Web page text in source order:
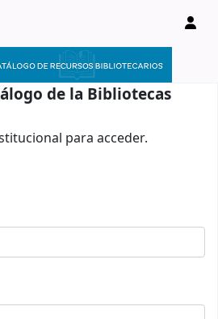
de la Bibliotecas
para acceder.